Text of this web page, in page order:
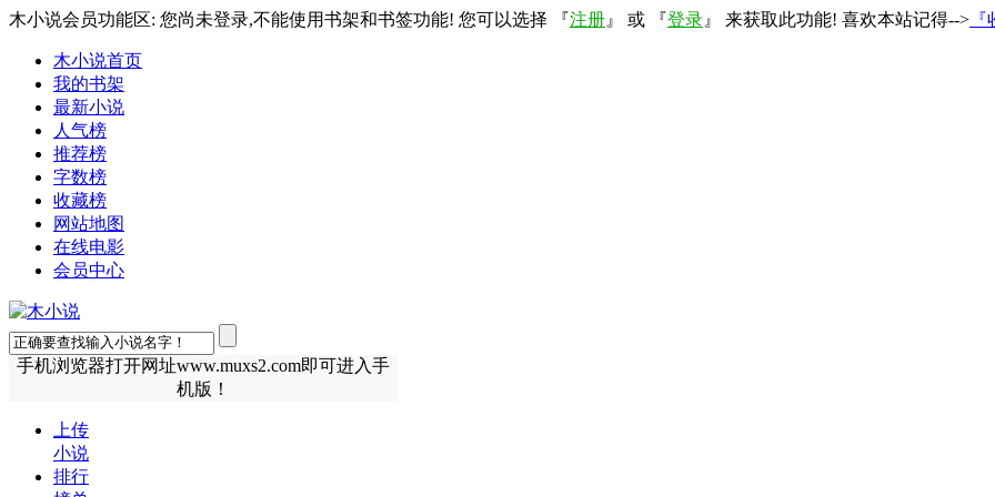
木小说会员功能区: 您尚未登录,不能使用书架和书签功能! 您可以选择 『注册 』 或 『登录 』 来获取此功能! 喜欢本站记得-->
木小说首页
我的书架
最新小说
人气榜
推荐榜
字数榜
收藏榜
网站地图
在线电影
会员中心
手机浏览器打开网址www.muxs2.com即可进入手
机版！
上传
小说
排行